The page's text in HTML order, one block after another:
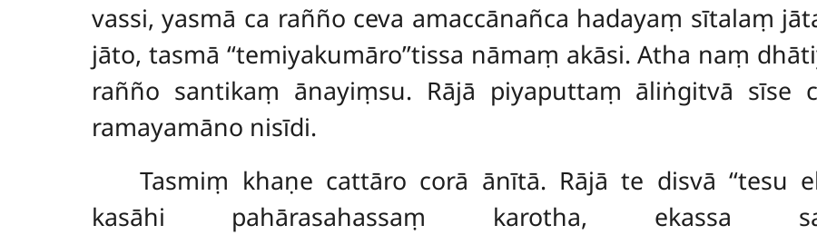
vassi, yasmā ca rañño ceva amaccānañca hadayaṃ sītalaṃ
jāto, tasmā ‘‘temiyakumāro’’tissa nāmaṃ akāsi. Atha naṃ
rañño santikaṃ ānayiṃsu. Rājā piyaputtaṃ āliṅgitvā sīse
ramayamāno nisīdi.
Tasmiṃ khaṇe cattāro corā ānītā. Rājā te disvā ‘‘tesu
kasāhi pahārasahassaṃ karotha, ekassa